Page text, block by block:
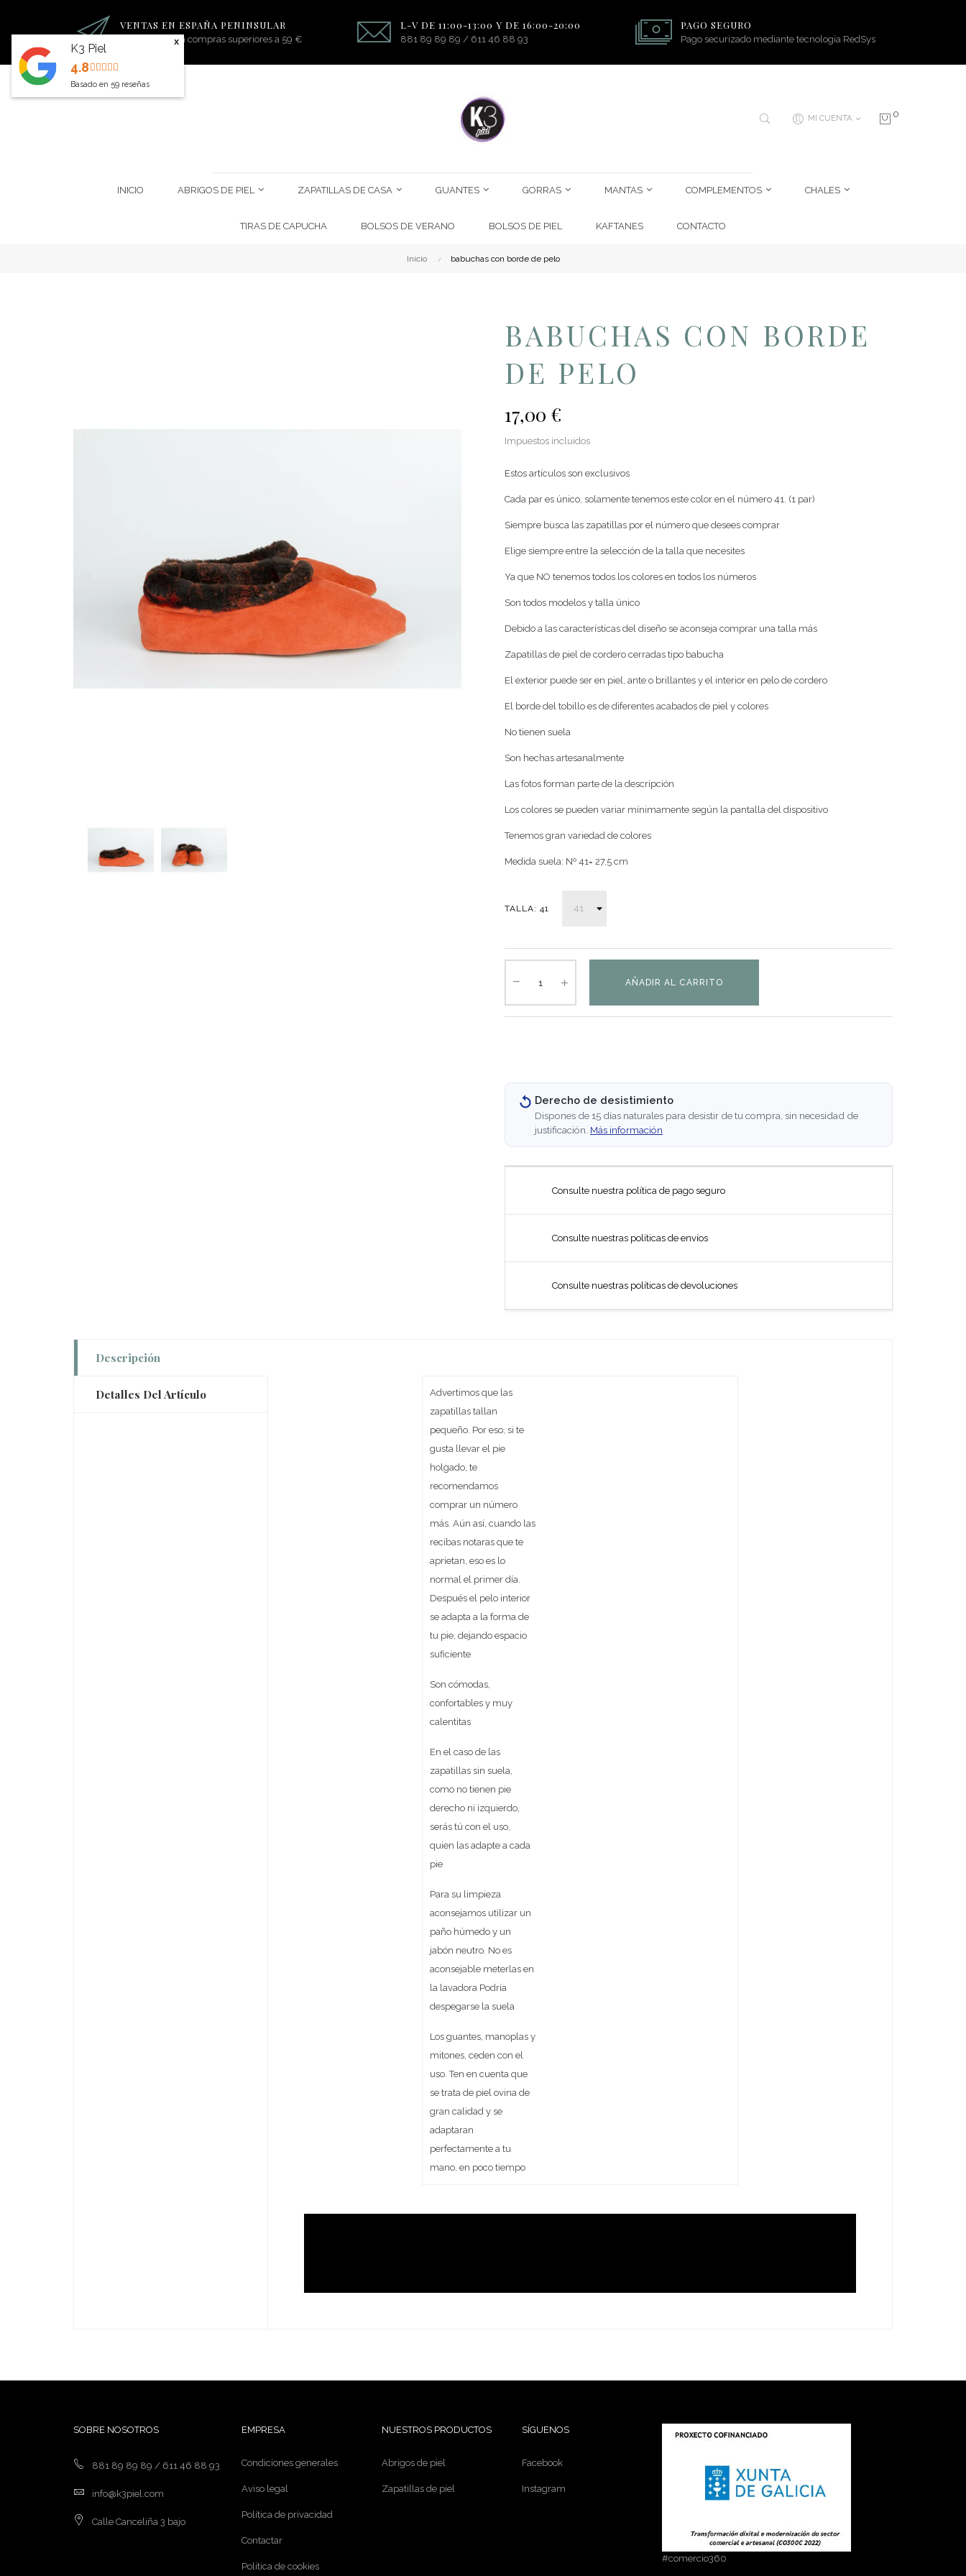
VENTAS EN ESPAÑA PENINSULAR
Portes gratis en compras superiores a 59 €
L-V DE 11:00-13:00 Y DE 16:00-20:00
881 89 89 89 / 611 46 88 93
PAGO SEGURO
Pago securizado mediante tecnología RedSys
MI CUENTA 0
INICIO ABRIGOS DE PIEL ZAPATILLAS DE CASA GUANTES GORRAS MANTAS COMPLEMENTOS CHALES
TIRAS DE CAPUCHA BOLSOS DE VERANO BOLSOS DE PIEL KAFTANES CONTACTO
Inicio babuchas con borde de pelo
BABUCHAS CON BORDE
DE PELO
17,00 €
Impuestos incluidos
Estos artículos son exclusivos
Cada par es único, solamente tenemos este color en el número 41. (1 par)
Siempre busca las zapatillas por el número que desees comprar
Elige siempre entre la selección de la talla que necesites
Ya que NO tenemos todos los colores en todos los números
Son todos modelos y talla único
Debido a las características del diseño se aconseja comprar una talla más
Zapatillas de piel de cordero cerradas tipo babucha
El exterior puede ser en piel, ante o brillantes y el interior en pelo de cordero
El borde del tobillo es de diferentes acabados de piel y colores
No tienen suela
Son hechas artesanalmente
Las fotos forman parte de la descripción
Los colores se pueden variar mínimamente según la pantalla del dispositivo
Tenemos gran variedad de colores
Medida suela: Nº 41= 27,5 cm
TALLA: 41
AÑADIR AL CARRITO
Derecho de desistimiento
Dispones de 15 días naturales para desistir de tu compra, sin necesidad de
justificación. Más información
Consulte nuestra política de pago seguro
Consulte nuestras políticas de envíos
Consulte nuestras políticas de devoluciones
Descripción
Detalles Del Artículo
Advertimos que las
zapatillas tallan
pequeño. Por eso, si te
gusta llevar el pie
holgado, te
recomendamos
comprar un número
más. Aún así, cuando las
recibas notaras que te
aprietan, eso es lo
normal el primer día.
Después el pelo interior
se adapta a la forma de
tu pie, dejando espacio
suficiente
Son cómodas,
confortables y muy
calentitas
En el caso de las
zapatillas sin suela,
como no tienen pie
derecho ni izquierdo,
serás tú con el uso,
quien las adapte a cada
pie
Para su limpieza
aconsejamos utilizar un
paño húmedo y un
jabón neutro. No es
aconsejable meterlas en
la lavadora Podría
despegarse la suela
Los guantes, manoplas y
mitones, ceden con el
uso. Ten en cuenta que
se trata de piel ovina de
gran calidad y se
adaptaran
perfectamente a tu
mano, en poco tiempo
SOBRE NOSOTROS
881 89 89 89 / 611 46 88 93
info@k3piel.com
Calle Canceliña 3 bajo
EMPRESA
Condiciones generales
Aviso legal
Política de privacidad
Contactar
Política de cookies
NUESTROS PRODUCTOS
Abrigos de piel
Zapatillas de piel
SÍGUENOS
Facebook
Instagram
#comercio360
K3 Piel
4.8
Basado en 59 reseñas
x